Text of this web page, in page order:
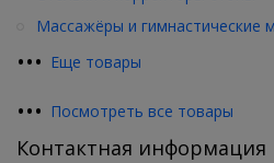
••• Еще товары
Массажёры и гимнастические
••• Посмотреть все товары
Контактная информация